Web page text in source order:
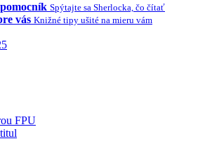
Spýtajte sa Sherlocka, čo čítať
vás Knižné tipy ušité na mieru vám
FPU